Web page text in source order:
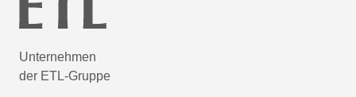
Unternehmen
der ETL-Gruppe